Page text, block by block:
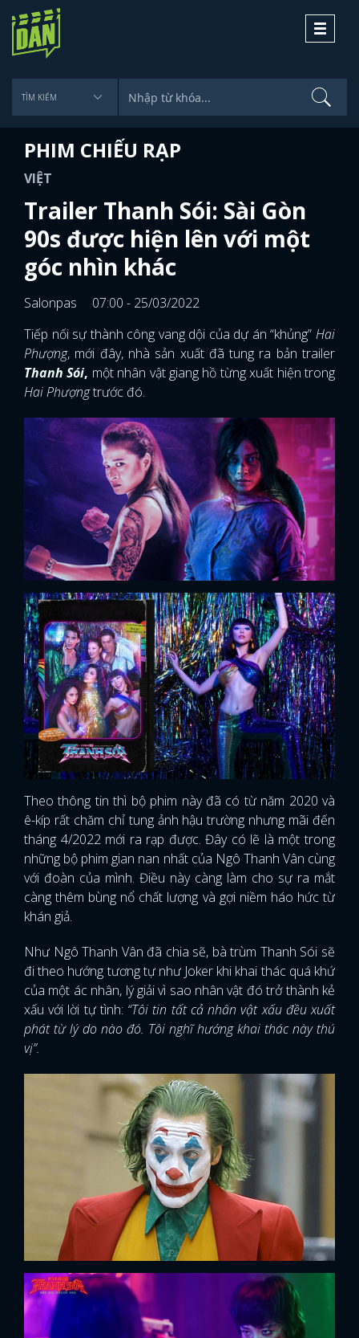
Toggle
PHIM CHIẾU RẠP
VIỆT
Trailer Thanh Sói: Sài Gòn
90s được hiện lên với một
góc nhìn khác
Salonpas
07:00 - 25/03/2022
Tiếp nối sự thành công vang dội của dự án “khủng” Hai
Phượng, mới đây, nhà sản xuất đã tung ra bản trailer
Thanh Sói, một nhân vật giang hồ từng xuất hiện trong
Hai Phượngtrước đó.
Theo thông tin thì bộ phim này đã có từ năm 2020 và
ê-kíp rất chăm chỉ tung ảnh hậu trường nhưng mãi đến
tháng 4/2022 mới ra rạp được. Đây có lẽ là một trong
những bộ phim gian nan nhất của Ngô Thanh Vân cùng
với đoàn của mình. Điều này càng làm cho sự ra mắt
càng thêm bùng nổ chất lượng và gợi niềm háo hức từ
khán giả.
Như Ngô Thanh Vân đã chia sẽ, bà trùm Thanh Sói sẽ
đi theo hướng tương tự như Joker khi khai thác quá khứ
của một ác nhân, lý giải vì sao nhân vật đó trở thành kẻ
xấu với lời tự tình: “Tôi tin tất cả nhân vật xấu đều xuất
phát từ lý do nào đó. Tôi nghĩ hướng khai thác này thú
vị”.